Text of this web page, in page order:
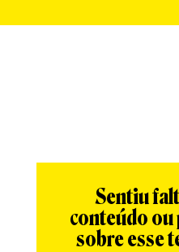
Sentiu
conteúdo
sobre esse